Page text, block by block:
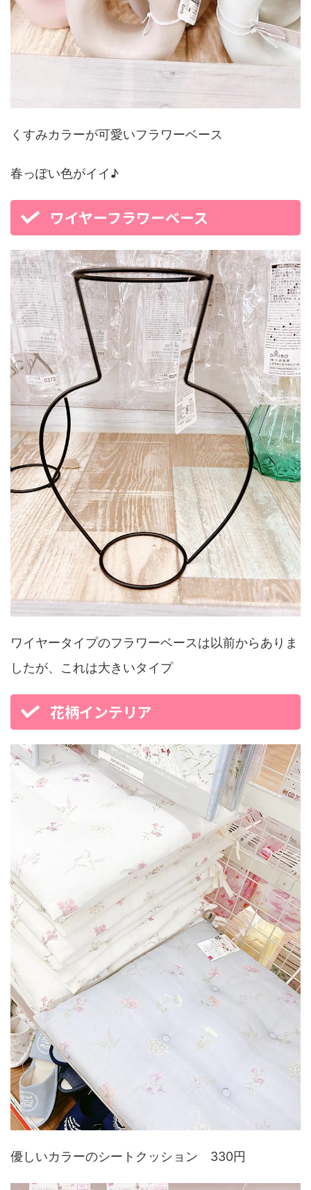
くすみカラーが可愛いフラワーベース
春っぽい色がイイ♪
ワイヤーフラワーベース
ワイヤータイプのフラワーベースは以前からありま
したが、これは大きいタイプ
花柄インテリア
優しいカラーのシートクッション 330円